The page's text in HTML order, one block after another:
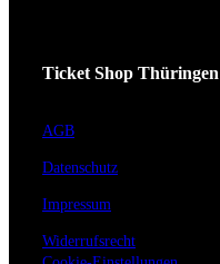
Ticket Shop Thüringen
AGB
Datenschutz
Impressum
Widerrufsrecht